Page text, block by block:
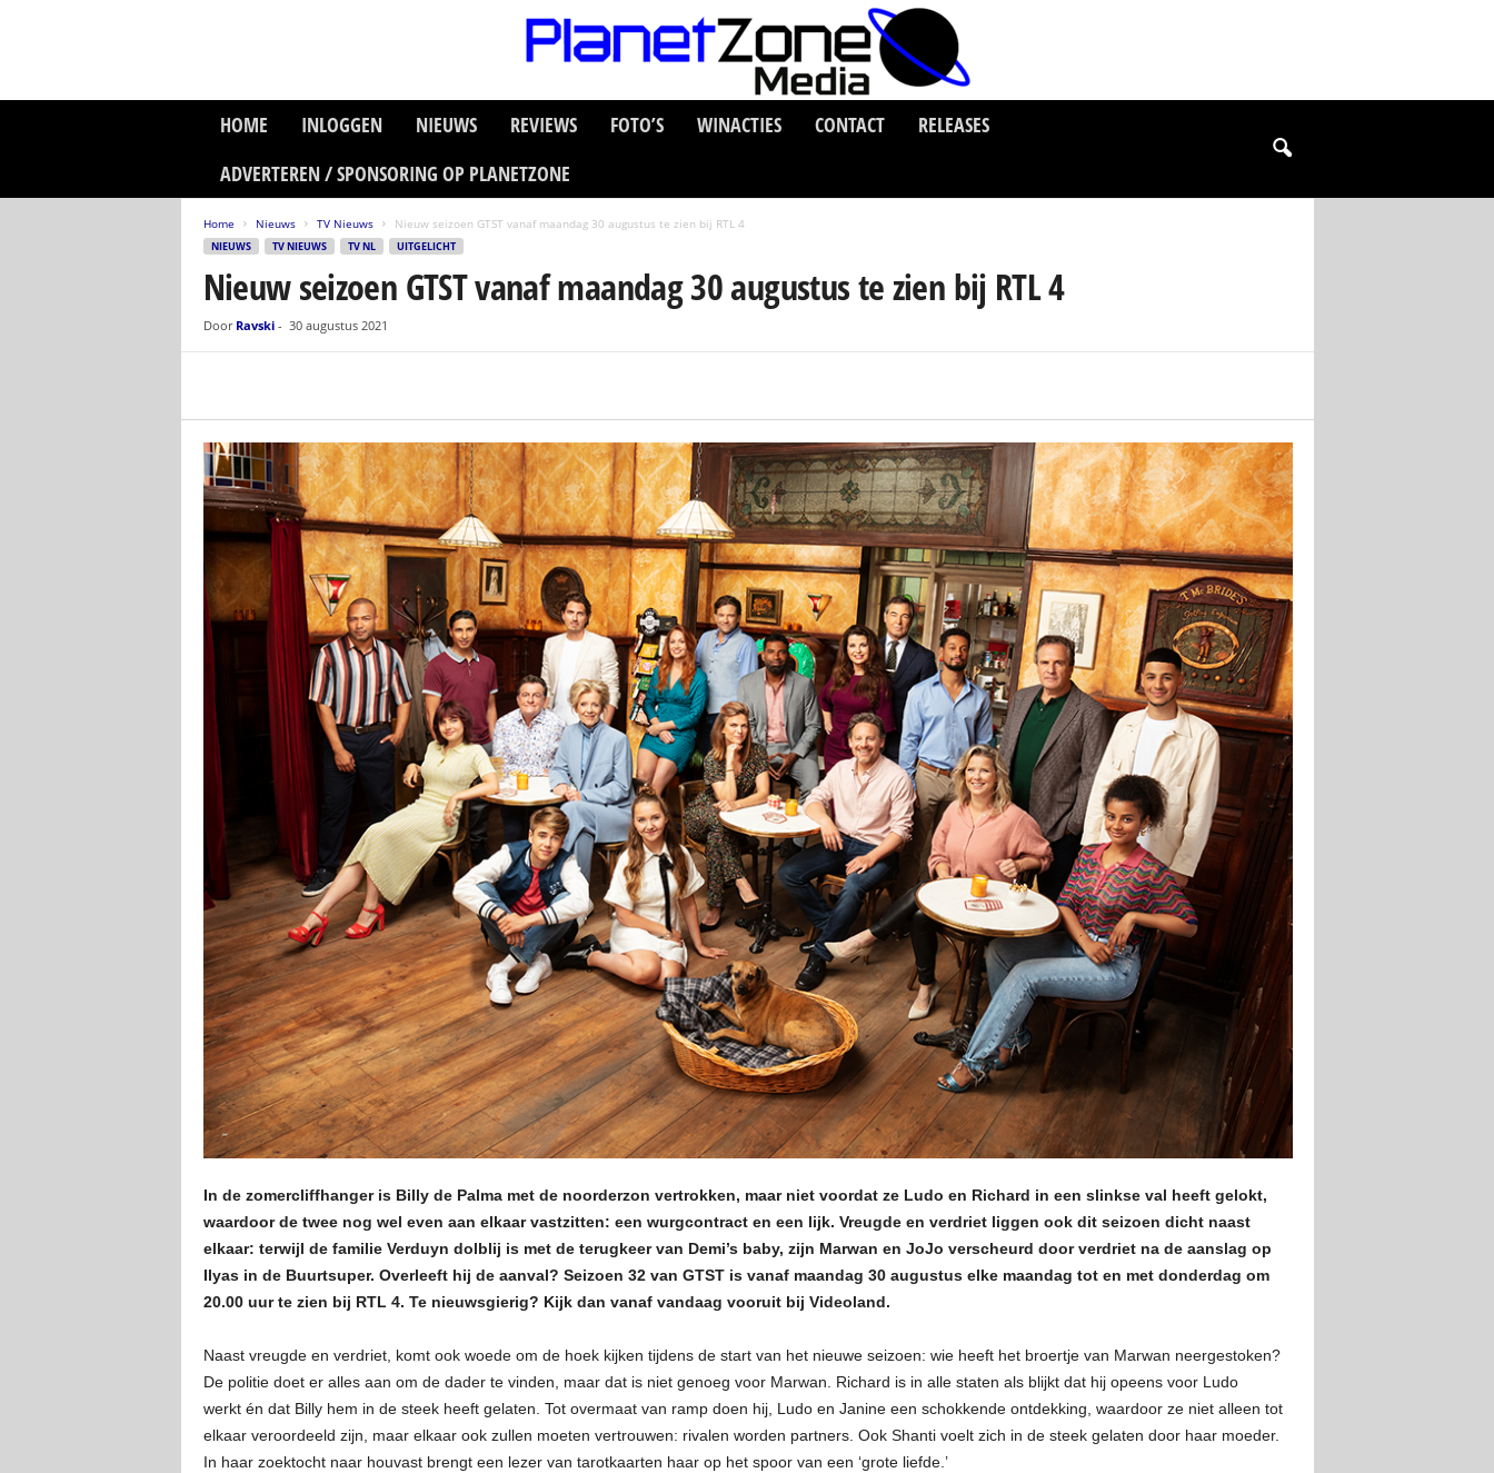
HOME INLOGGEN NIEUWS REVIEWS FOTO’S WINACTIES CONTACT
RELEASES
ADVERTEREN / SPONSORING OP PLANETZONE
Home Nieuws TV Nieuws Nieuw seizoen GTST vanaf maandag 30 augustus te zien bij RTL 4
NIEUWS TV NIEUWS TV NL UITGELICHT
Nieuw seizoen GTST vanaf maandag 30 augustus te zien bij RTL 4
Door Ravski- 30 augustus 2021
In de zomercliffhanger is Billy de Palma met de noorderzon vertrokken, maar niet voordat ze Ludo en Richard in een slinkse val heeft gelokt,
waardoor de twee nog wel even aan elkaar vastzitten: een wurgcontract en een lijk. Vreugde en verdriet liggen ook dit seizoen dicht naast
elkaar: terwijl de familie Verduyn dolblij is met de terugkeer van Demi’s baby, zijn Marwan en JoJo verscheurd door verdriet na de aanslag op
Ilyas in de Buurtsuper. Overleeft hij de aanval? Seizoen 32 van GTST is vanaf maandag 30 augustus elke maandag tot en met donderdag om
20.00 uur te zien bij RTL 4. Te nieuwsgierig? Kijk dan vanaf vandaag vooruit bij Videoland.
Naast vreugde en verdriet, komt ook woede om de hoek kijken tijdens de start van het nieuwe seizoen: wie heeft het broertje van Marwan neergestoken?
De politie doet er alles aan om de dader te vinden, maar dat is niet genoeg voor Marwan. Richard is in alle staten als blijkt dat hij opeens voor Ludo
werkt én dat Billy hem in de steek heeft gelaten. Tot overmaat van ramp doen hij, Ludo en Janine een schokkende ontdekking, waardoor ze niet alleen tot
elkaar veroordeeld zijn, maar elkaar ook zullen moeten vertrouwen: rivalen worden partners. Ook Shanti voelt zich in de steek gelaten door haar moeder.
In haar zoektocht naar houvast brengt een lezer van tarotkaarten haar op het spoor van een ‘grote liefde.’